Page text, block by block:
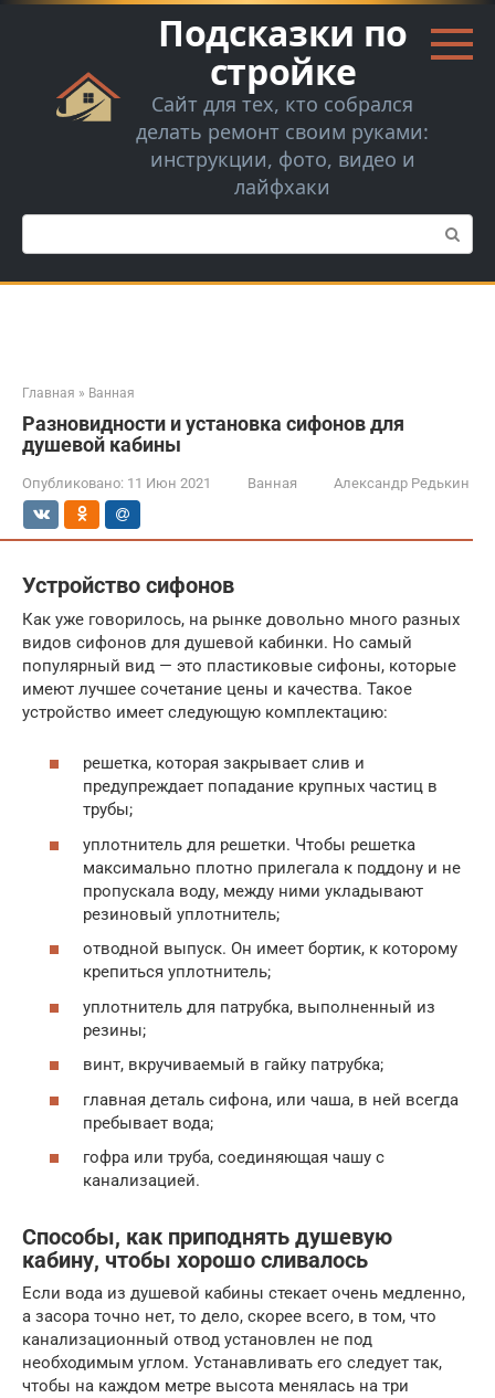
Перейти
Подсказки по
стройке
Сайт для тех, кто собрался
делать ремонт своим руками:
инструкции, фото, видео и
лайфхаки
Поиск:
Главная » Ванная
Разновидности и установка сифонов для
душевой кабины
Опубликовано: 11 Июн 2021 Ванная Александр Редькин
Устройство сифонов
Как уже говорилось, на рынке довольно много разных
видов сифонов для душевой кабинки. Но самый
популярный вид — это пластиковые сифоны, которые
имеют лучшее сочетание цены и качества. Такое
устройство имеет следующую комплектацию:
решетка, которая закрывает слив и
предупреждает попадание крупных частиц в
трубы;
уплотнитель для решетки. Чтобы решетка
максимально плотно прилегала к поддону и не
пропускала воду, между ними укладывают
резиновый уплотнитель;
отводной выпуск. Он имеет бортик, к которому
крепиться уплотнитель;
уплотнитель для патрубка, выполненный из
резины;
винт, вкручиваемый в гайку патрубка;
главная деталь сифона, или чаша, в ней всегда
пребывает вода;
гофра или труба, соединяющая чашу с
канализацией.
Способы, как приподнять душевую
кабину, чтобы хорошо сливалось
Если вода из душевой кабины стекает очень медленно,
а засора точно нет, то дело, скорее всего, в том, что
канализационный отвод установлен не под
необходимым углом. Устанавливать его следует так,
чтобы на каждом метре высота менялась на три